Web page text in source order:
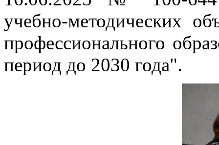
учебно-методических
профессионального
период до 2030 года".